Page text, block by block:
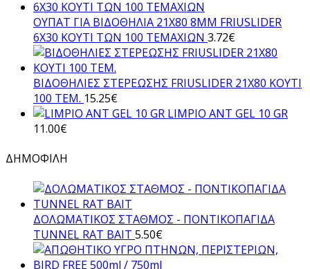
ΟΥΠΑΤ ΓΙΑ ΒΙΔΟΘΗΛΙΑ 21Χ80 8ΜΜ FRIUSLIDER
6X30 ΚΟΥΤΙ ΤΩΝ 100 ΤΕΜΑΧΙΩΝ 3.72€
ΒΙΔΟΘΗΛΙΕΣ ΣΤΕΡΕΩΣΗΣ FRIUSLIDER 21X80 KOYTI
100 TEM. 15.25€
LIMPIO ANT GEL 10 GR
11.00€
ΔΗΜΟΦΙΛΗ
ΔΟΛΩΜΑΤΙΚΟΣ ΣΤΑΘΜΟΣ - ΠΟΝΤΙΚΟΠΑΓΙΔΑ
TUNNEL RAT BAIT 5.50€